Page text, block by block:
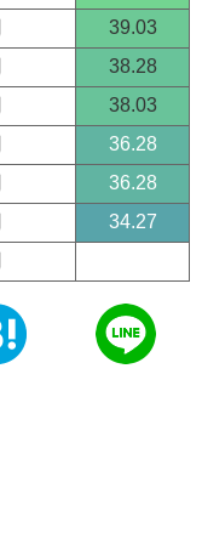
39.03
38.28
38.03
36.28
36.28
34.27